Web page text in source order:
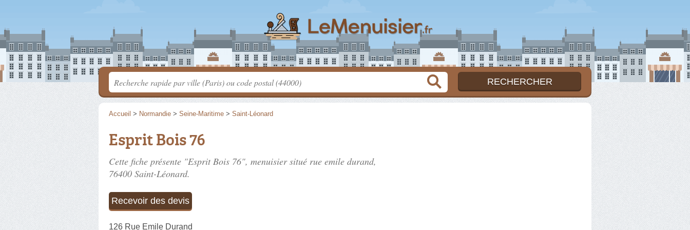
Accueil > Normandie > Seine-Maritime > Saint-Léonard
Esprit Bois 76
Cette fiche présente "Esprit Bois 76", menuisier situé rue emile durand,
76400 Saint-Léonard.
Recevoir des devis
126 Rue Emile Durand